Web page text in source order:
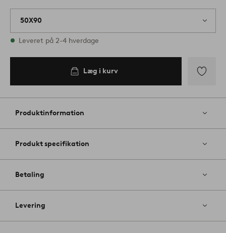
50X90
På lager
Leveret på 2-4 hverdage
Læg i kurv
til
Produktinformation
Produkt specifikation
Betaling
Levering